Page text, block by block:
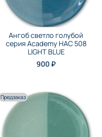
Ангоб светло голубой
серия Academy НАС 508
LIGHT BLUE
900 ₽
Предзаказ